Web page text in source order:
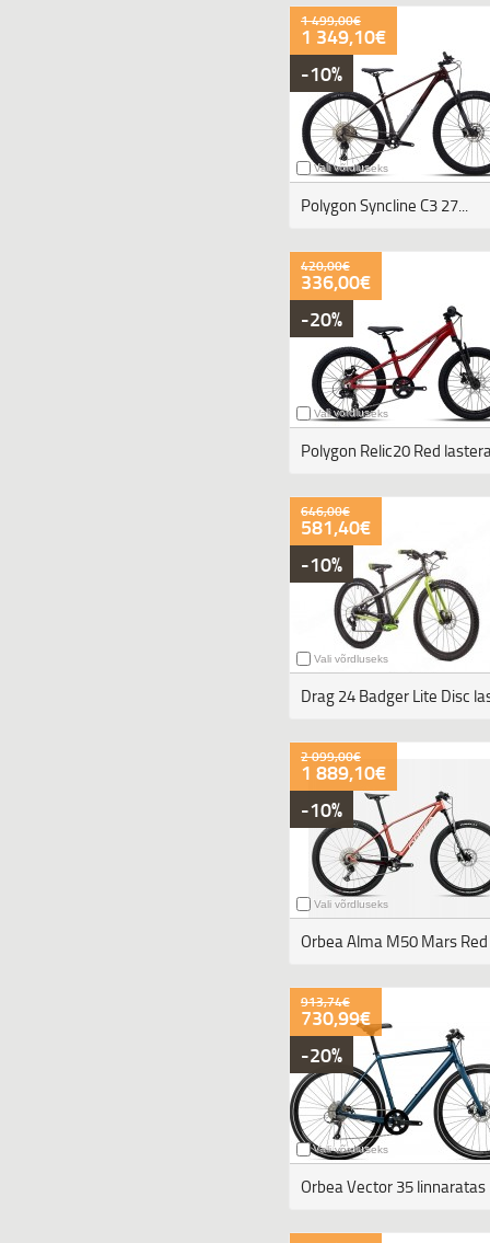
1 499,00€
1 349,10€
-10%
Vali võrdluseks
Polygon Syncline C3 27...
420,00€
336,00€
-20%
Vali võrdluseks
Polygon Relic20 Red
646,00€
581,40€
-10%
Vali võrdluseks
2 099,00€
1 889,10€
-10%
Vali võrdluseks
913,74€
730,99€
-20%
Vali võrdluseks
Orbea Vector 35 linnaratas